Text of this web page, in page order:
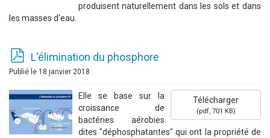
produisent naturellement dans les sols et dans
les masses d'eau.
p
d
L'élimination du phosphore
Publié le 18 janvier 2018
Télécharger
(pdf, 701 KB)
Elle se base sur la
croissance de
bactéries aérobies
dites "déphosphatantes" qui ont la propriété de